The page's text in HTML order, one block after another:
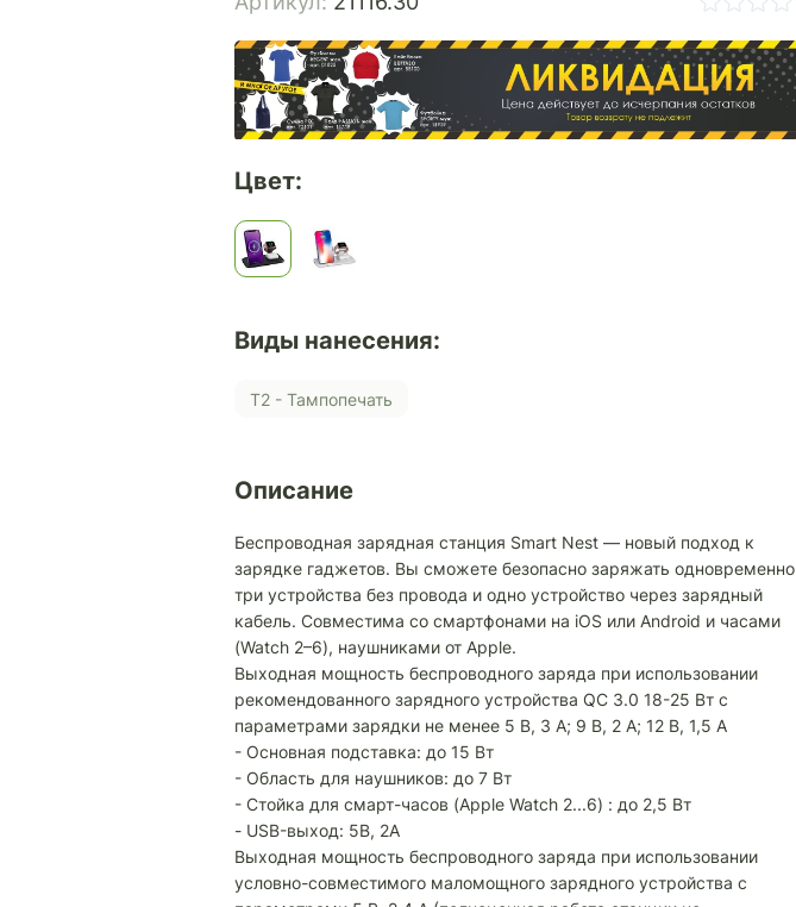
Цвет:
Виды нанесения:
Т2 - Тампопечать
Описание
Беспроводная зарядная станция Smart Nest — новый подход к
зарядке гаджетов. Вы сможете безопасно заряжать одновременно
три устройства без провода и одно устройство через зарядный
кабель. Cовместима со смартфонами на iOS или Android и часами
(Watch 2–6), наушниками от Apple.
Выходная мощность беспроводного заряда при использовании
рекомендованного зарядного устройства QC 3.0 18-25 Вт с
параметрами зарядки не менее 5 В, 3 А; 9 B, 2 A; 12 В, 1,5 А
- Основная подставка: до 15 Вт
- Область для наушников: до 7 Вт
- Стойка для смарт-часов (Apple Watch 2...6) : до 2,5 Вт
- USB-выход: 5В, 2А
Выходная мощность беспроводного заряда при использовании
условно-совместимого маломощного зарядного устройства с